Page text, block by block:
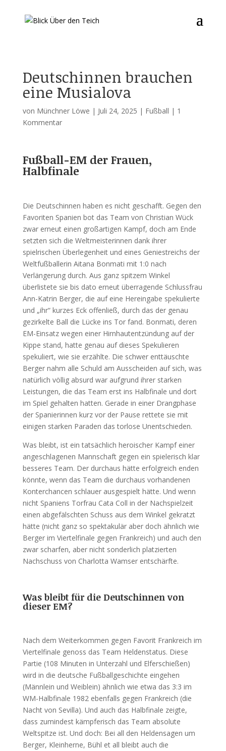
Deutschinnen brauchen
eine Musialova
von Münchner Löwe | Juli 24, 2025 | Fußball | 1
Kommentar
Fußball-EM der Frauen,
Halbfinale
Die Deutschinnen haben es nicht geschafft. Gegen den
Favoriten Spanien bot das Team von Christian Wück
zwar erneut einen großartigen Kampf, doch am Ende
setzten sich die Weltmeisterinnen dank ihrer
spielrischen Überlegenheit und eines Geniestreichs der
Weltfußballerin Aitana Bonmati mit 1:0 nach
Verlängerung durch. Aus ganz spitzem Winkel
überlistete sie bis dato erneut überragende Schlussfrau
Ann-Katrin Berger, die auf eine Hereingabe spekulierte
und „ihr“ kurzes Eck offenließ, durch das der genau
gezirkelte Ball die Lücke ins Tor fand. Bonmati, deren
EM-Einsatz wegen einer Hirnhautentzündung auf der
Kippe stand, hatte genau auf dieses Spekulieren
spekuliert, wie sie erzählte. Die schwer enttäuschte
Berger nahm alle Schuld am Ausscheiden auf sich, was
natürlich völlig absurd war aufgrund ihrer starken
Leistungen, die das Team erst ins Halbfinale und dort
im Spiel gehalten hatten. Gerade in einer Drangphase
der Spanierinnen kurz vor der Pause rettete sie mit
einigen starken Paraden das torlose Unentschieden.
Was bleibt, ist ein tatsächlich heroischer Kampf einer
angeschlagenen Mannschaft gegen ein spielerisch klar
besseres Team. Der durchaus hätte erfolgreich enden
könnte, wenn das Team die durchaus vorhandenen
Konterchancen schlauer ausgespielt hätte. Und wenn
nicht Spaniens Torfrau Cata Coll in der Nachspielzeit
einen abgefälschten Schuss aus dem Winkel gekratzt
hätte (nicht ganz so spektakulär aber doch ähnlich wie
Berger im Viertelfinale gegen Frankreich) und auch den
zwar scharfen, aber nicht sonderlich platzierten
Nachschuss von Charlotta Wamser entschärfte.
Was bleibt für die Deutschinnen von
dieser EM?
Nach dem Weiterkommen gegen Favorit Frankreich im
Viertelfinale genoss das Team Heldenstatus. Diese
Partie (108 Minuten in Unterzahl und Elferschießen)
wird in die deutsche Fußballgeschichte eingehen
(Männlein und Weiblein) ähnlich wie etwa das 3:3 im
WM-Halbfinale 1982 ebenfalls gegen Frankreich (die
Nacht von Sevilla). Und auch das Halbfinale zeigte,
dass zumindest kämpferisch das Team absolute
Weltspitze ist. Und doch: Bei all den Heldensagen um
Berger, Kleinherne, Bühl et all bleibt auch die